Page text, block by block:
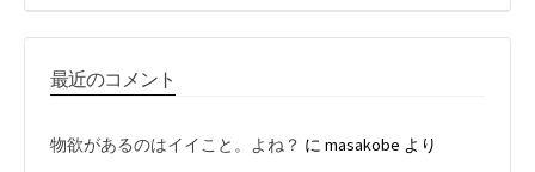
最近のコメント
物欲があるのはイイこと。よね？ に masakobe より